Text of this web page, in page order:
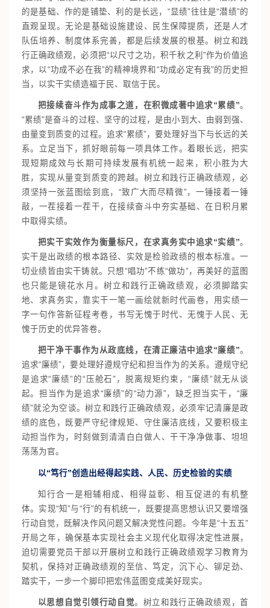
的是基础、作的是铺垫、利的是长远，“显绩”往往是“潜绩”的
直观呈现。无论是基础设施建设、民生保障提质，还是人才
队伍培养、制度体系完善，都是后续发展的根基。树立和践
行正确政绩观，必须把“以尺寸之功，积千秋之利”作为价值追
求，以“功成不必在我”的精神境界和“功成必定有我”的历史担
当，以实干实绩造福于民、取信于民。
把接续奋斗作为成事之道，在积微成著中追求“累绩”。
“累绩”是奋斗的过程、坚守的过程，是由小到大、由弱到强、
由量变到质变的过程。追求“累绩”，要处理好当下与长远的关
系。立足当下，抓好眼前每一项具体工作。着眼长远，把实
现短期成效与长期可持续发展有机统一起来，积小胜为大
胜，实现从量变到质变的跨越。树立和践行正确政绩观，必
须坚持一张蓝图绘到底，“致广大而尽精微”，一锤接着一锤
敲，一茬接着一茬干，在接续奋斗中夯实基础、在日积月累
中取得实绩。
把实干实效作为衡量标尺，在求真务实中追求“实绩”。
实干是出政绩的根本路径、实效是检验政绩的根本标准。一
切业绩皆由实干铸就。只想“唱功”不练“做功”，再美好的蓝图
也只能是镜花水月。树立和践行正确政绩观，必须脚踏实
地、求真务实，靠实干一笔一画绘就新时代画卷，用实绩一
字一句作答新征程考卷，书写无愧于时代、无愧于人民、无
愧于历史的优异答卷。
把干净干事作为从政底线，在清正廉洁中追求“廉绩”。
追求“廉绩”，要处理好遵规守纪和担当作为的关系。遵规守纪
是追求“廉绩”的“压舱石”，脱离规矩约束，“廉绩”就无从谈
起。担当作为是追求“廉绩”的“动力源”，缺乏担当实干，“廉
绩”就沦为空谈。树立和践行正确政绩观，必须牢记清廉是政
绩的底色，既要严守纪律规矩、守住廉洁底线，又要积极主
动担当作为，时刻做到清清白白做人、干干净净做事、坦坦
荡荡为官。
以“笃行”创造出经得起实践、人民、历史检验的实绩
知行合一是相辅相成、相得益彰、相互促进的有机整
体。实现“知”与“行”的有机统一，既要提高思想认识又要增强
行动自觉，既解决作风问题又解决党性问题。今年是“十五五”
开局之年，确保基本实现社会主义现代化取得决定性进展，
迫切需要党员干部以开展树立和践行正确政绩观学习教育为
契机，保持对正确政绩观的至信、笃定，沉下心、铆足劲、
踏实干，一步一个脚印把宏伟蓝图变成美好现实。
以思想自觉引领行动自觉。树立和践行正确政绩观，首